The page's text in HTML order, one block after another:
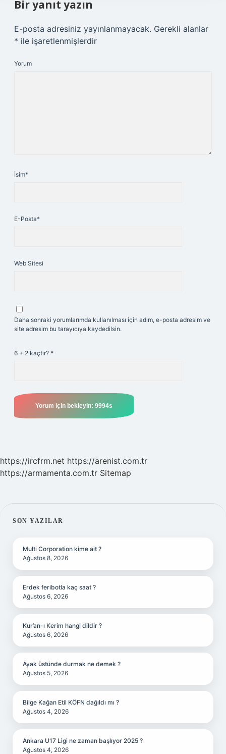
Bir yanıt yazın
E-posta adresiniz yayınlanmayacak. Gerekli alanlar
* ile işaretlenmişlerdir
Yorum
İsim*
E-Posta*
Web Sitesi
Daha sonraki yorumlarımda kullanılması için adım, e-posta adresim ve
site adresim bu tarayıcıya kaydedilsin.
6 + 2 kaçtır? *
https://ircfrm.net https://arenist.com.tr
https://armamenta.com.tr Sitemap
SIDEBAR
SON YAZILAR
Multi Corporation kime ait ?
Ağustos 8, 2026
Erdek feribotla kaç saat ?
Ağustos 6, 2026
Kur’an-ı Kerim hangi dildir ?
Ağustos 6, 2026
Ayak üstünde durmak ne demek ?
Ağustos 5, 2026
Bilge Kağan Etil KÖFN dağıldı mı ?
Ağustos 4, 2026
Ankara U17 Ligi ne zaman başlıyor 2025 ?
Ağustos 4, 2026